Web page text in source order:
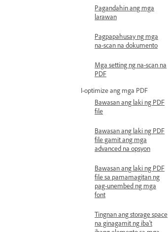
Pagandahin ang mga
larawan
Pagpapahusay ng mga
na-scan na dokumento
Mga setting ng na-scan na
PDF
I-optimize ang mga PDF
Bawasan ang laki ng PDF
file
Bawasan ang laki ng PDF
file gamit ang mga
advanced na opsyon
Bawasan ang laki ng PDF
file sa pamamagitan ng
pag-unembed ng mga
font
Tingnan ang storage space
na ginagamit ng iba't